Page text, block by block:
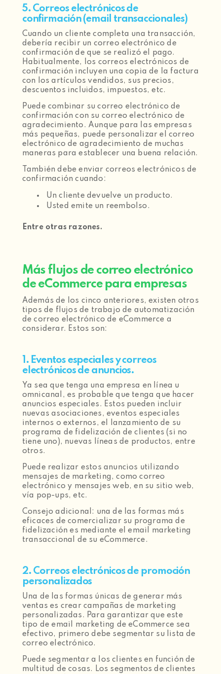
5. Correos electrónicos de
confirmación (email transaccionales)
Cuando un cliente completa una transacción,
debería recibir un correo electrónico de
confirmación de que se realizó el pago.
Habitualmente, los correos electrónicos de
confirmación incluyen una copia de la factura
con los artículos vendidos, sus precios,
descuentos incluidos, impuestos, etc.
Puede combinar su correo electrónico de
confirmación con su correo electrónico de
agradecimiento. Aunque para las empresas
más pequeñas, puede personalizar el correo
electrónico de agradecimiento de muchas
maneras para establecer una buena relación.
También debe enviar correos electrónicos de
confirmación cuando:
Un cliente devuelve un producto.
Usted emite un reembolso.
Entre otras razones.
Más flujos de correo electrónico
de eCommerce para empresas
Además de los cinco anteriores, existen otros
tipos de flujos de trabajo de automatización
de correo electrónico de eCommerce a
considerar. Estos son:
1. Eventos especiales y correos
electrónicos de anuncios.
Ya sea que tenga una empresa en línea u
omnicanal, es probable que tenga que hacer
anuncios especiales. Estos pueden incluir
nuevas asociaciones, eventos especiales
internos o externos, el lanzamiento de su
programa de fidelización de clientes (si no
tiene uno), nuevas líneas de productos, entre
otros.
Puede realizar estos anuncios utilizando
mensajes de marketing, como correo
electrónico y mensajes web, en su sitio web,
vía pop-ups, etc.
Consejo adicional: una de las formas más
eficaces de comercializar su programa de
fidelización es mediante el email marketing
transaccional de su eCommerce.
2. Correos electrónicos de promoción
personalizados
Una de las formas únicas de generar más
ventas es crear campañas de marketing
personalizadas. Para garantizar que este
tipo de email marketing de eCommerce sea
efectivo, primero debe segmentar su lista de
correo electrónico.
Puede segmentar a los clientes en función de
multitud de cosas. Los segmentos de clientes